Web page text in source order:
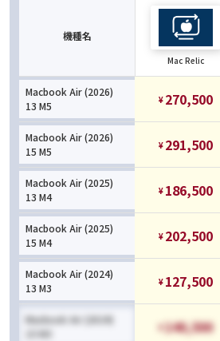
機種名
Mac Relic
Macbook Air (2026)
13 M5
¥ 270,500
Macbook Air (2026)
15 M5
¥ 291,500
Macbook Air (2025)
13 M4
¥ 186,500
Macbook Air (2025)
15 M4
¥ 202,500
Macbook Air (2024)
13 M3
¥ 127,500
Macbook Air (2024)
15 M3
¥140,500